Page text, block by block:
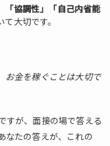
「協調性」「自己内省能
大切です。
お金を稼ぐことは大切で
すが、面接の場で答える
なたの答えが、これの